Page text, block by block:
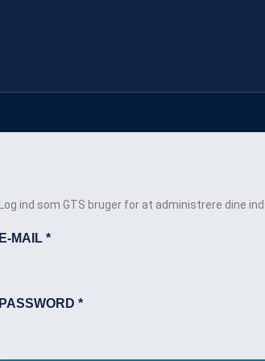
Log ind som GTS bruger for at administrere dine
E-MAIL *
PASSWORD *